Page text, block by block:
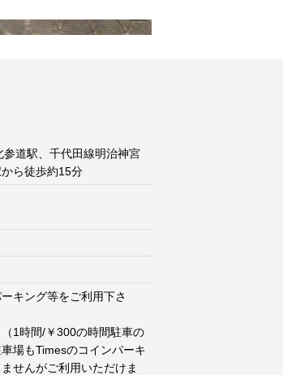
道駅、千代田線明治神宮
ら徒歩約15分
キング等をご利用下さ
1時間/￥300の時間駐車の
場もTimesのコインパーキ
せんがご利用いただけま